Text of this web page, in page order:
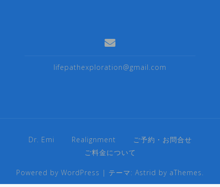
lifepathexploration@gmail.com
Dr. Emi Realignment
ご予約・お問合せ
ご料金について
Powered by WordPress | テーマ: Astrid by aThemes.